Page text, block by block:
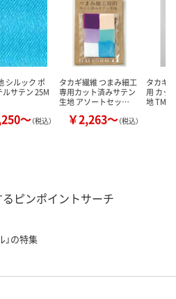
シルック ポ
ルサテン 25M
～（税込）
タカギ繊維 つまみ細工
専用カット済みサテン
生地 アソートセッ…
￥2,263～（税込）
タカギ
用 カッ
地 TM
るピンポイントサーチ
の特集